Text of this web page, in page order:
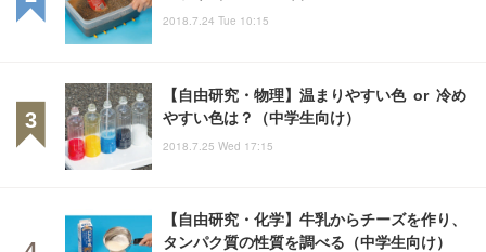
2018.7.24 Tue 10:15
【自由研究・物理】温まりやすい色 or 冷め
やすい色は？（中学生向け）
2018.7.25 Wed 17:15
【自由研究・化学】牛乳からチーズを作り、
タンパク質の性質を調べる（中学生向け）